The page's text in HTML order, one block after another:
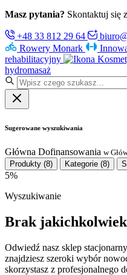
Masz pytania? Skontaktuj się
+48 33 812 29 64
Rowery Monark
rehabilitacyjny
hydromasaż
Sugerowane wyszukiwania
Główna Dofinansowania w
Produkty (8) Kategorie (8)
5%
Wyszukiwanie
Brak
Odwiedź nasz sklep
znajdziesz szeroki wybór
skorzystasz z profesjonalnego